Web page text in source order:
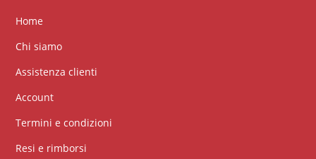
Home
Chi siamo
Assistenza clienti
Account
Termini e condizioni
Resi e rimborsi